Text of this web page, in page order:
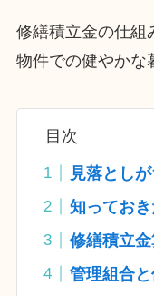
修繕積立金の仕組
物件での健やかな
目次
見落とし
知ってお
修繕積立
管理組合